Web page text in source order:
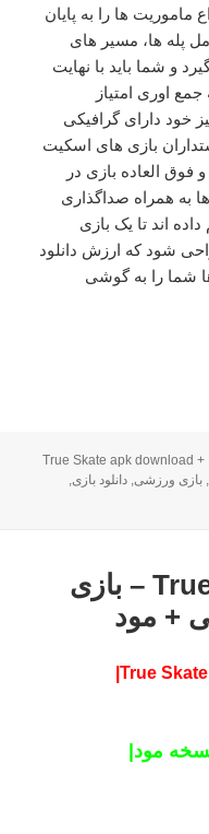
ها را به پایان
پله ها، مسیر های
و شما باید با نهایت
اوری امتیاز
خود دارای گرافیکی
بازی های اسکیت
فوق العاده بازی در
به همراه صداگذاری
اند تا یک بازی
شود که ارزش دانلود
شما را به گوشی
برچسب‌ها
True Skate apk download +
,بازی ورزشی,دانلود بازی,
دانلود True Skate 1.4.26 – بازی
+ مود
مود|